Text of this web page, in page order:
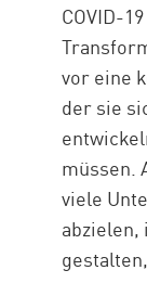
COVID-
vor eine
der sie
müssen.
viele
abzielen,